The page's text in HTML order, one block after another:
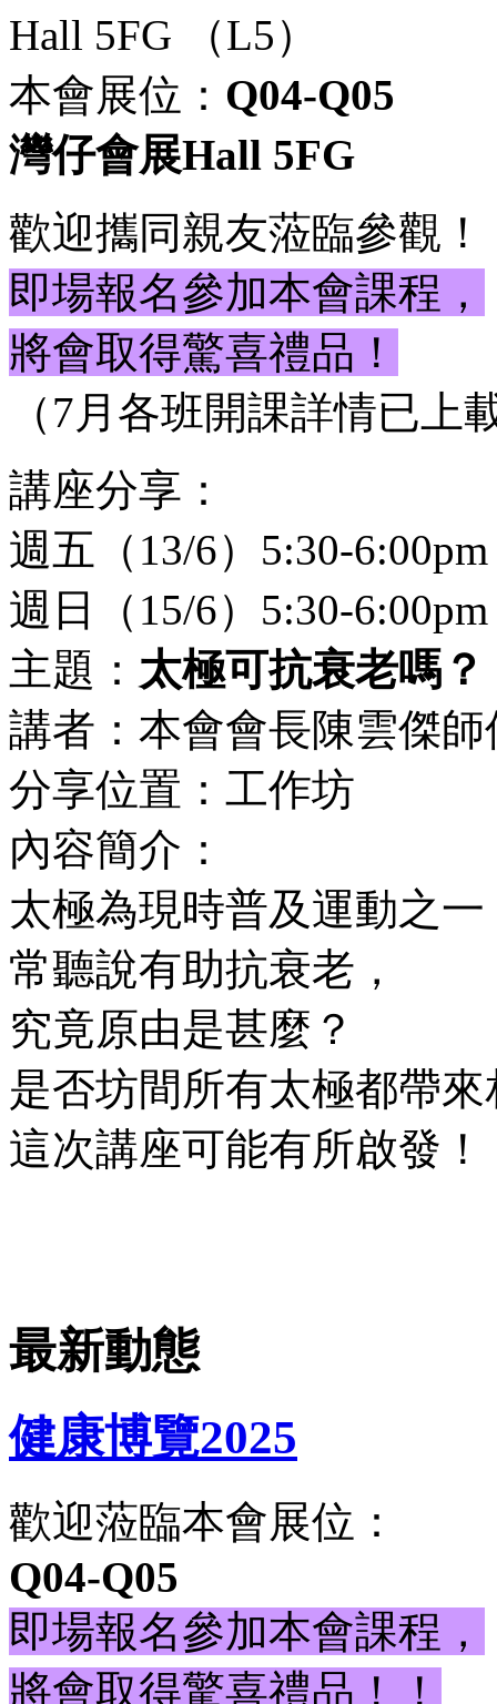
Hall 5FG （L5）
本會展位： Q04-Q05
灣仔會展Hall 5FG
歡迎攜同親友蒞臨參觀！
即場報名參加本會課程，
將會取得驚喜禮品！
（7月各班開課詳情已上
講座分享：
週五（13/6）5:30-6:00pm
週日（15/6）5:30-6:00pm
主題： 太極可抗衰老嗎？
講者：本會會長陳雲傑師
分享位置：工作坊
內容簡介：
太極為現時普及運動之一
常聽說有助抗衰老，
究竟原由是甚麼？
是否坊間所有太極都帶
這次講座可能有所啟發！
最新動態
健康博覽2025
歡迎蒞臨本會展位：
Q04-Q05
即場報名參加本會課程，
將會取得驚喜禮品！！